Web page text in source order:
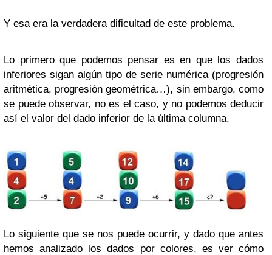
Y esa era la verdadera dificultad de este problema.
Lo primero que podemos pensar es en que los dados
inferiores sigan algún tipo de serie numérica (progresión
aritmética, progresión geométrica…), sin embargo, como
se puede observar, no es el caso, y no podemos deducir
así el valor del dado inferior de la última columna.
Lo siguiente que se nos puede ocurrir, y dado que antes
hemos analizado los dados por colores, es ver cómo